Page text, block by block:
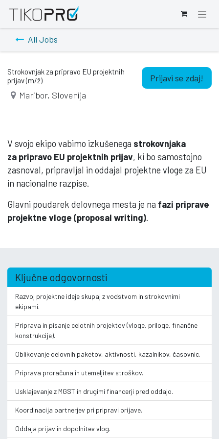
All Jobs
Prijavi se zdaj!
Strokovnjak za pripravo EU projektnih
prijav (m/ž)
Maribor, Slovenija
V svojo ekipo vabimo izkušenega strokovnjaka
za pripravo EU projektnih prijav, ki bo samostojno
zasnoval, pripravljal in oddajal projektne vloge za EU
in nacionalne razpise.
Glavni poudarek delovnega mesta je na fazi priprave
projektne vloge (proposal writing).
Ključne odgovornosti
Razvoj projektne ideje skupaj z vodstvom in strokovnimi
ekipami.
Priprava in pisanje celotnih projektov (vloge, priloge, finančne
konstrukcije).
Oblikovanje delovnih paketov, aktivnosti, kazalnikov, časovnic.
Priprava proračuna in utemeljitev stroškov.
Usklajevanje z MGST in drugimi financerji pred oddajo.
Koordinacija partnerjev pri pripravi prijave.
Oddaja prijav in dopolnitev vlog.